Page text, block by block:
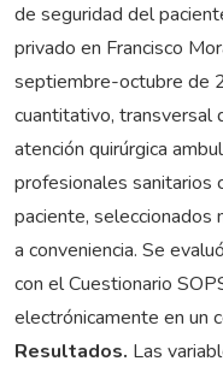
de seguridad del
privado en Francisco
septiembre-octubre de
cuantitativo, transversal
atención quirúrgica
profesionales sanitarios
paciente,
a conveniencia. Se
con el Cuestionario
electrónicamente en un
Resultados. Las